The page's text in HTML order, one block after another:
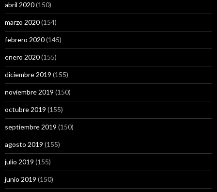
abril 2020(150)
marzo 2020(154)
febrero 2020(145)
enero 2020(155)
diciembre 2019 (155)
noviembre 2019 (150)
octubre 2019 (155)
septiembre 2019 (150)
agosto 2019 (155)
julio 2019 (155)
junio 2019 (150)